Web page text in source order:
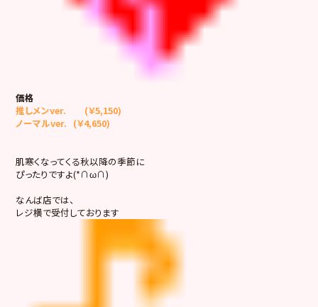
価格
推しメンver. (￥5,150)
ノーマルver. (￥4,650)
肌寒くなってくる秋以降の季節に
ぴったりですよ(*∩ω∩)
なんば店では、
レジ横で受付しております